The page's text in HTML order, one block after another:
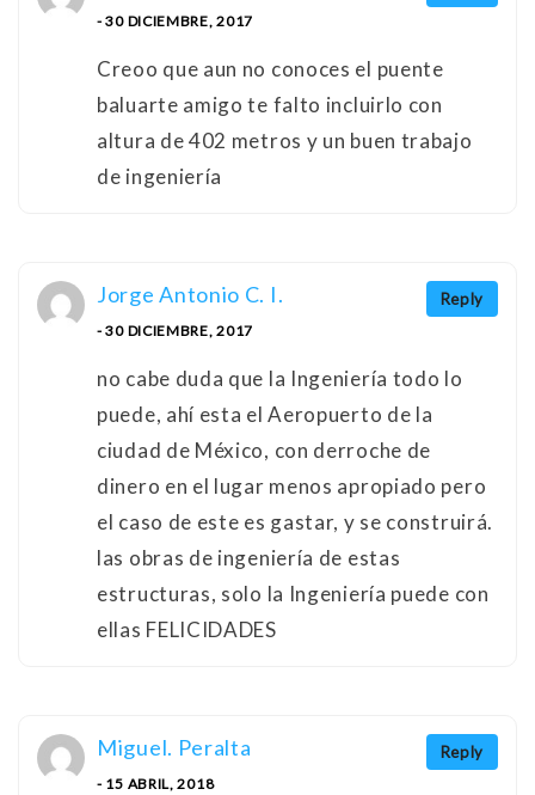
- 30 DICIEMBRE, 2017
Creoo que aun no conoces el puente
baluarte amigo te falto incluirlo con
altura de 402 metros y un buen trabajo
de ingeniería
Reply
Jorge Antonio C. I.
- 30 DICIEMBRE, 2017
no cabe duda que la Ingeniería todo lo
puede, ahí esta el Aeropuerto de la
ciudad de México, con derroche de
dinero en el lugar menos apropiado pero
el caso de este es gastar, y se construirá.
las obras de ingeniería de estas
estructuras, solo la Ingeniería puede con
ellas FELICIDADES
Reply
Miguel. Peralta
- 15 ABRIL, 2018